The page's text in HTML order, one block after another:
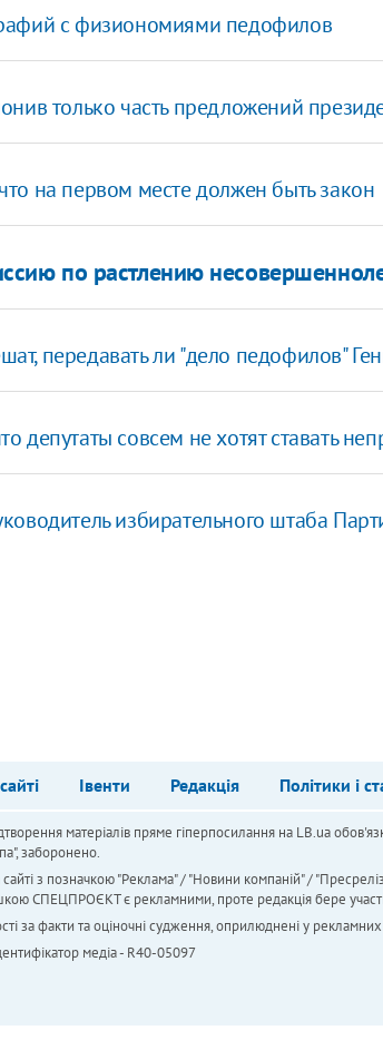
с физиономиями педофилов
только часть предложений
на первом месте должен быть закон
по растлению
передавать ли "дело педофилов"
депутаты совсем не хотят ставать
избирательного штаба
Івенти Редакція Політики і
матеріалів пряме гіперпосилання на LB.ua
заборонено.
сайті з позначкою "Реклама" / "Новини компаній" /
СПЕЦПРОЄКТ є рекламними, проте редакція бере
за факти та оціночні судження, оприлюднені у
медіа - R40-05097